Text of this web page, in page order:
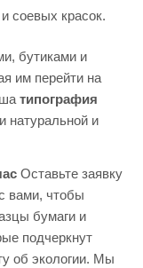
соевых красок.
бутиками и
им перейти на
типография
натуральной и
Оставьте заявку
вами, чтобы
бумаги и
подчеркнут
об экологии. Мы